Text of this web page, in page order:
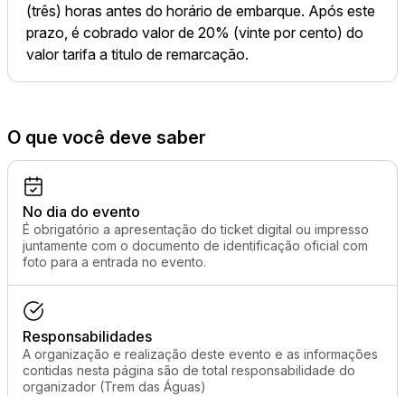
(três) horas antes do horário de embarque. Após este
prazo, é cobrado valor de 20% (vinte por cento) do
valor tarifa a titulo de remarcação.
O que você deve saber
No dia do evento
É obrigatório a apresentação do ticket digital ou impresso
juntamente com o documento de identificação oficial com
foto para a entrada no evento.
Responsabilidades
A organização e realização deste evento e as informações
contidas nesta página são de total responsabilidade do
organizador (Trem das Águas)